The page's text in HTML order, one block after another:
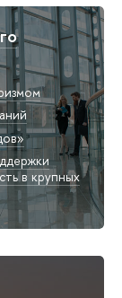
в крупных